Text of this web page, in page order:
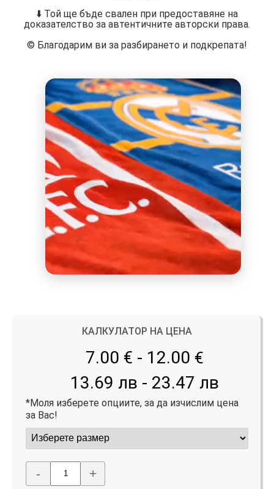
⬇️ Той ще бъде свален при предоставяне на
доказателство за автентичните авторски права.
©️ Благодарим ви за разбирането и подкрепата!
КАЛКУЛАТОР НА ЦЕНА
7.00 € - 12.00 €
13.69 лв - 23.47 лв
*Моля изберете опциите, за да изчислим цена
за Вас!
- +